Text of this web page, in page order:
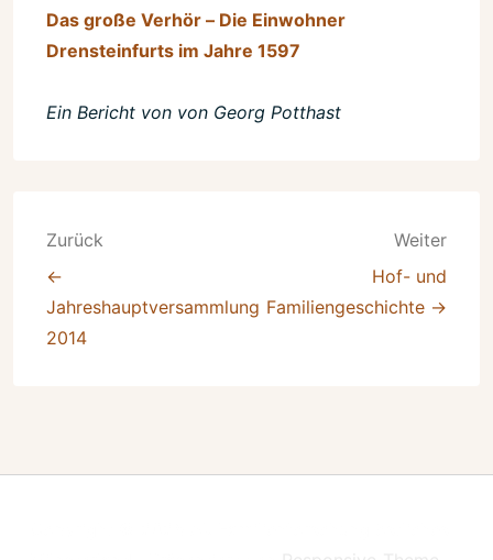
Das große Verhör – Die Einwohner
Drensteinfurts im Jahre 1597
Ein Bericht von von Georg Potthast
Beitragsnavigation
Zurück
←
Jahreshauptversammlung
2014
Weiter
Hof- und
Familiengeschichte →